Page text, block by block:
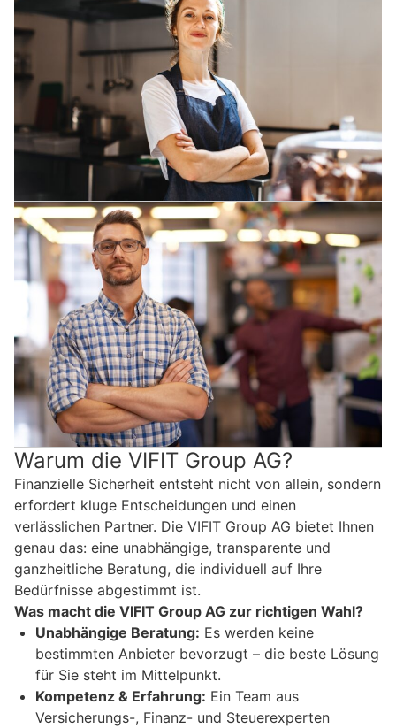
Warum die VIFIT Group AG?
Finanzielle Sicherheit entsteht nicht von allein, sondern
erfordert kluge Entscheidungen und einen
verlässlichen Partner. Die VIFIT Group AG bietet Ihnen
genau das: eine unabhängige, transparente und
ganzheitliche Beratung, die individuell auf Ihre
Bedürfnisse abgestimmt ist.
Was macht die VIFIT Group AG zur richtigen Wahl?
Unabhängige Beratung: Es werden keine
bestimmten Anbieter bevorzugt – die beste Lösung
für Sie steht im Mittelpunkt.
Kompetenz & Erfahrung: Ein Team aus
Versicherungs-, Finanz- und Steuerexperten